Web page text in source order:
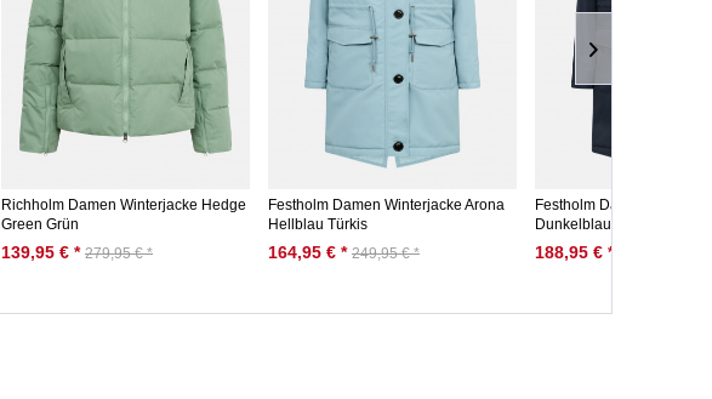
Richholm Damen Winterjacke Hedge
Green Grün
139,95 € * 279,95 € *
Festholm Damen Winterjacke Arona
Hellblau Türkis
164,95 € * 249,95 € *
Festholm Damen
Dunkelblau
188,95 € *